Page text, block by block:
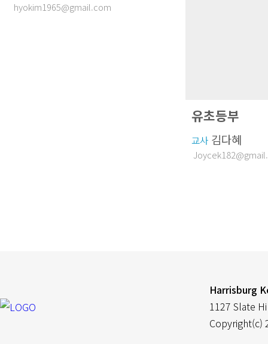
hyokim1965@gmail.com
유초등부
교사 김다혜
Harrisburg
1127 Slate
Copyright(c)